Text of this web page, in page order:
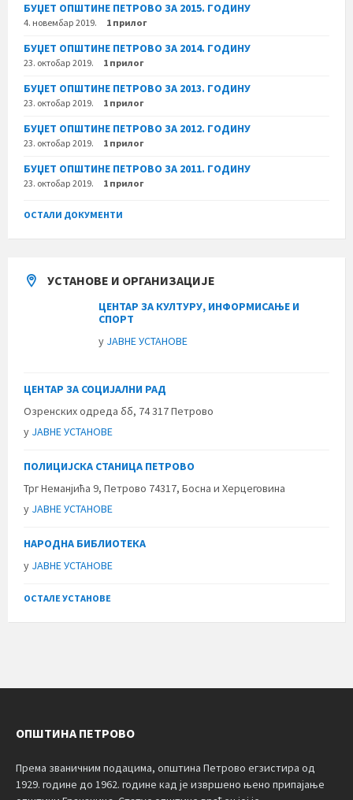
БУЏЕТ ОПШТИНЕ ПЕТРОВО ЗА 2015. ГОДИНУ
4. новембар 2019. 1 прилог
БУЏЕТ ОПШТИНЕ ПЕТРОВО ЗА 2014. ГОДИНУ
23. октобар 2019. 1 прилог
БУЏЕТ ОПШТИНЕ ПЕТРОВО ЗА 2013. ГОДИНУ
23. октобар 2019. 1 прилог
БУЏЕТ ОПШТИНЕ ПЕТРОВО ЗА 2012. ГОДИНУ
23. октобар 2019. 1 прилог
БУЏЕТ ОПШТИНЕ ПЕТРОВО ЗА 2011. ГОДИНУ
23. октобар 2019. 1 прилог
ОСТАЛИ ДОКУМЕНТИ
УСТАНОВЕ И ОРГАНИЗАЦИЈЕ
ЦЕНТАР ЗА КУЛТУРУ, ИНФОРМИСАЊЕ И
СПОРТ
у ЈАВНЕ УСТАНОВЕ
ЦЕНТАР ЗА СОЦИЈАЛНИ РАД
Озренских одреда бб, 74 317 Петрово
у ЈАВНЕ УСТАНОВЕ
ПОЛИЦИЈСКА СТАНИЦА ПЕТРОВО
Трг Неманјића 9, Петрово 74317, Босна и Херцеговина
у ЈАВНЕ УСТАНОВЕ
НАРОДНА БИБЛИОТЕКА
у ЈАВНЕ УСТАНОВЕ
ОСТАЛЕ УСТАНОВЕ
ОПШТИНА ПЕТРОВО
Према званичним подацима, општина Петрово егзистира од
1929. године до 1962. године кад је извршено њено припајање